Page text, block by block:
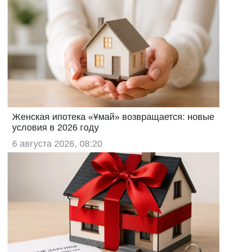
Женская ипотека «Ұмай» возвращается: новые
условия в 2026 году
6 августа 2026, 08:20